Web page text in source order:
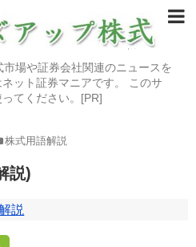
場や証券会社関連のニュースを
ット証券マニアです。 このサ
てください。[PR]
株式用語解説
説)
説